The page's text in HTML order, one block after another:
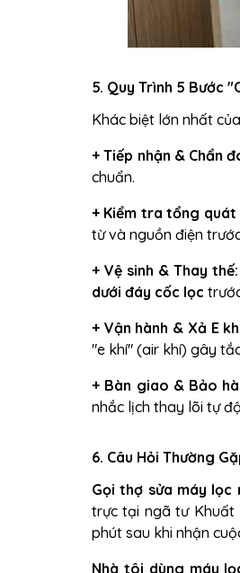
5. Quy Trình 5 Bước
Khác biệt lớn nhất
+ Tiếp nhận & Chẩn
chuẩn.
+ Kiểm tra tổng quát
từ và nguồn điện
+ Vệ sinh & Thay thế:
dưới đáy cốc lọc
+ Vận hành & Xả E
"e khí" (air khí) gây
+ Bàn giao & Bảo
nhắc lịch thay lõi tự
6. Câu Hỏi Thường
Gọi thợ sửa máy
trực tại ngã tư Khuất
phút sau khi nhận
Nhà tôi dùng máy